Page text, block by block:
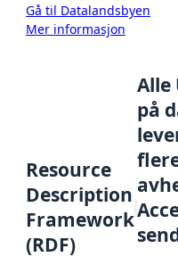
Gå til Datalandsbyen
Mer informasjon
Resource
Description
Framework
(RDF)
Alle
på